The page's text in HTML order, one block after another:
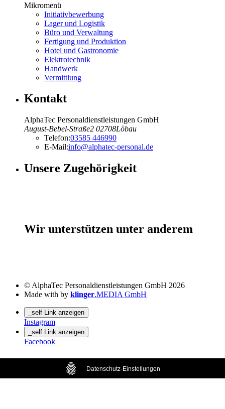
Datenschutz-Einstellungen
Mikromenü
Initiativbewerbung
Lager und Logistik
Büro und Verwaltung
Fertigung und Produktion
Hotel und Gastronomie
Elektrotechnik
Handwerk
Vermittlung
Kontakt
AlphaTec Personaldienstleistungen GmbH
August-Bebel-Straße2 02708Löbau
Telefon:03585 446990
E-Mail:info@alphatec-personal.de
Unsere Zugehörigkeit
Wir unterstützen unter anderem
© AlphaTec Personaldienstleistungen GmbH 2026
Made with by klinger.MEDIA GmbH
_self Link anzeigen
Instagram
_self Link anzeigen
Facebook